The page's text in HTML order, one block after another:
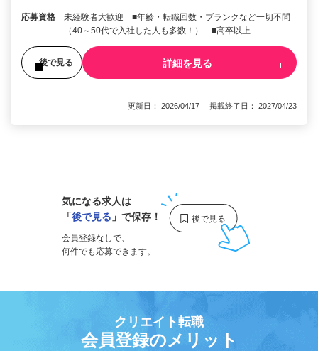
応募資格
未経験者大歓迎 ■年齢・転職回数・ブランクなど一切不問
（40～50代で入社した人も多数！） ■高卒以上
後で見る 詳細を見る
更新日： 2026/04/17 掲載終了日： 2027/04/23
気になる求人は
「後で見る 」で保存！
会員登録なしで、
何件でも応募できます。
クリエイト転職
会員登録のメリット